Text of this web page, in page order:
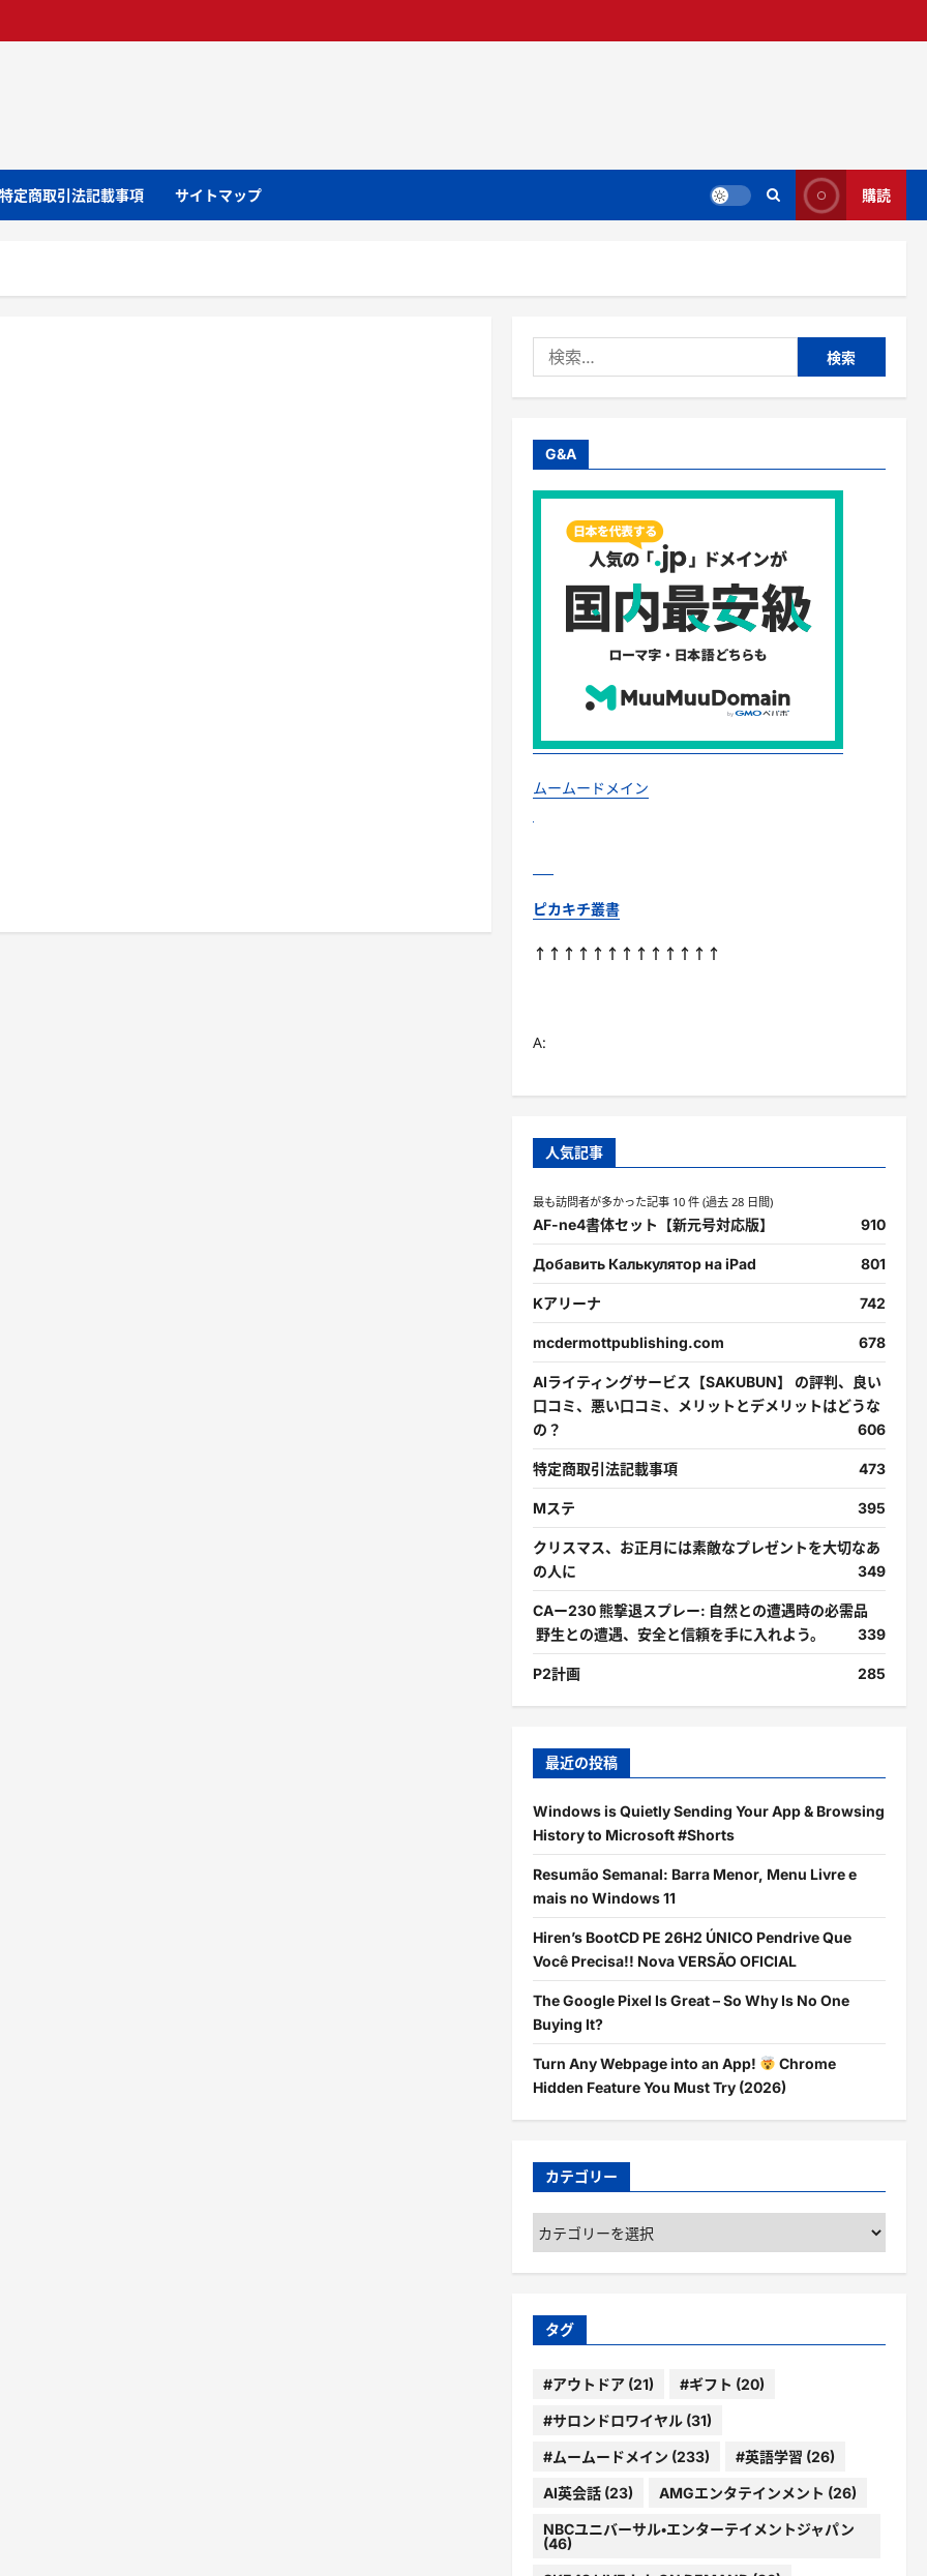
特定商取引法記載事項 サイトマップ 購読
索:
G&A
ムームードメイン
ピカキチ叢書
↑↑↑↑↑↑↑↑↑↑↑↑↑
A:
人気記事
最も訪問者が多かった記事 10 件 (過去 28 日間)
AF-ne4書体セット【新元号対応版】 910
Добавить Калькулятор на iPad 801
Kアリーナ 742
mcdermottpublishing.com 678
AIライティングサービス【SAKUBUN】 の評判、良い
口コミ、悪い口コミ、メリットとデメリットはどうな
の？
606
特定商取引法記載事項 473
Mステ 395
クリスマス、お正月には素敵なプレゼントを大切なあ
の人に
349
CAー230 熊撃退スプレー: 自然との遭遇時の必需品
野生との遭遇、安全と信頼を手に入れよう。
339
P2計画 285
最近の投稿
Windows is Quietly Sending Your App & Browsing
History to Microsoft #Shorts
Resumão Semanal: Barra Menor, Menu Livre e
mais no Windows 11
Hiren’s BootCD PE 26H2 ÚNICO Pendrive Que
Você Precisa!! Nova VERSÃO OFICIAL
The Google Pixel Is Great – So Why Is No One
Buying It?
Turn Any Webpage into an App!
Chrome
Hidden Feature You Must Try (2026)
カテゴリー
カ
テ
ゴ
ー
タグ
#アウトドア(21) #ギフト (20)
#サロンドロワイヤル(31)
#ムームードメイン (233) #英語学習 (26)
AI英会話(23) AMGエンタテインメント (26)
NBCユニバーサル・エンターテイメントジャパン
(46)